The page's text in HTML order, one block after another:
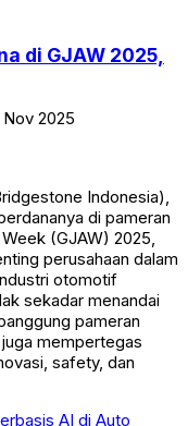
di GJAW 2025,
2025
Indonesia),
di pameran
(GJAW) 2025,
perusahaan dalam
otomotif
sekadar menandai
pameran
mempertegas
safety, dan